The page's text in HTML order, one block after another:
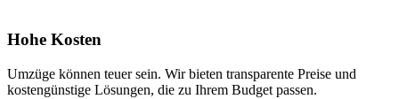
Hohe Kosten
Umzüge können teuer sein. Wir bieten transparente Preise und
kostengünstige Lösungen, die zu Ihrem Budget passen.